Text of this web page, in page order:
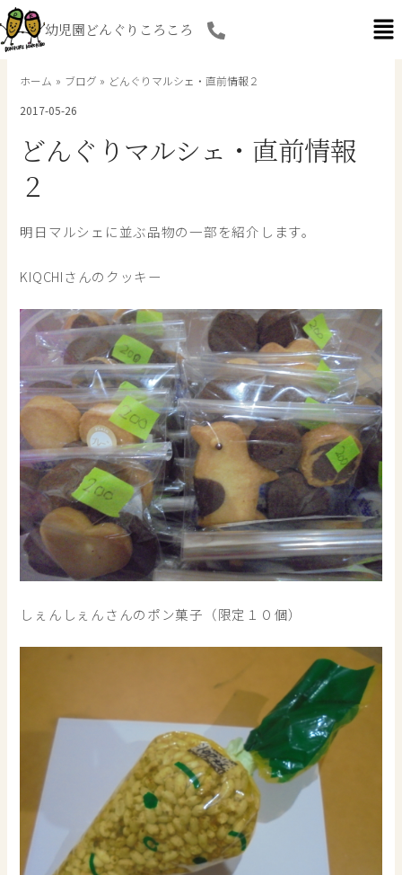
内
容
を
幼児園どんぐりころころ
ホーム ブログ
どんぐりマルシェ・直前情報２
2017-05-26
どんぐりマルシェ・直前情報
２
明日マルシェに並ぶ品物の一部を紹介します。
KIQCHIさんのクッキー
しぇんしぇんさんのポン菓子（限定１０個）